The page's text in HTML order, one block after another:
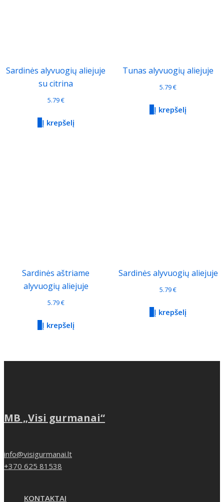
Sardinės alyvuogių aliejuje
su citrina
5.79€
Į krepšelį
Tunas alyvuogių aliejuje
5.79€
Į krepšelį
Sardinės aštriame
alyvuogių aliejuje
5.79€
Į krepšelį
Sardinės alyvuogių aliejuje
5.79€
Į krepšelį
MB „Visi gurmanai“
info@visigurmanai.lt
+370 625 81538
KONTAKTAI